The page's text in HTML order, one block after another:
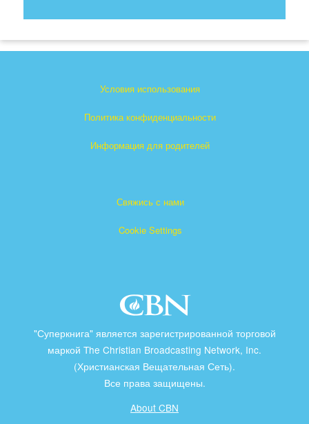
Условия использования
Политика конфиденциальности
Информация для родителей
Свяжись с нами
Cookie Settings
"Суперкнига" является зарегистрированной торговой
маркой The Christian Broadcasting Network, Inc.
(Христианская Вещательная Сеть).
Все права защищены.
About CBN